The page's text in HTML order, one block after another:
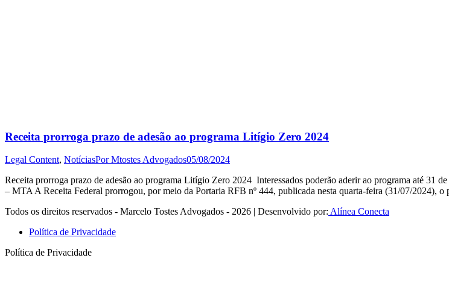
Receita prorroga prazo de adesão ao programa Litígio Zero 2024
Legal Content, NotíciasPorMtostes Advogados05/08/2024
Receita prorroga prazo de adesão ao programa Litígio Zero 2024 Interessados poderão aderir ao programa até 31
– MTA A Receita Federal prorrogou, por meio da Portaria RFB nº 444, publicada nesta quarta-feira (31/07/2024), o
Todos os direitos reservados - Marcelo Tostes Advogados - 2026 | Desenvolvido por: Alínea Conecta
Política de Privacidade
Política de Privacidade